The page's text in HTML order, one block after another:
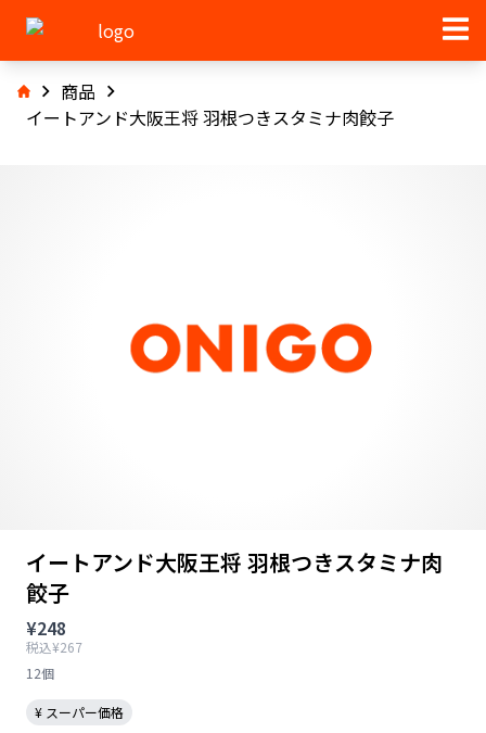
商品
イートアンド大阪王将 羽根つきスタミナ肉餃子
イートアンド大阪王将 羽根つきスタミナ肉
餃子
¥248
税込¥267
12個
¥ スーパー価格